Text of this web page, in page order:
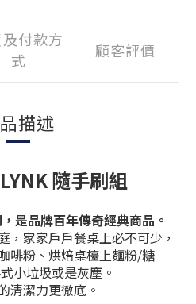
付款方
式
顧客評價
描述
隨手刷組
是品牌百年傳奇經典商品。
，家家戶戶餐桌上必不可少，
啡粉 、 烘焙桌檯上麵粉/糖
小垃圾或是灰塵 。
清潔力更徹底。